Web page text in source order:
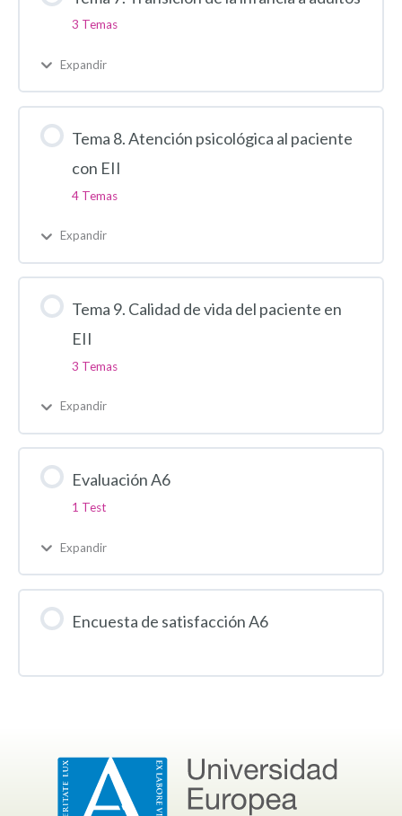
3 Temas
Expandir
Tema 8. Atención psicológica al paciente
con EII
4 Temas
Expandir
Tema 9. Calidad de vida del paciente en
EII
3 Temas
Expandir
Evaluación A6
1 Test
Expandir
Encuesta de satisfacción A6